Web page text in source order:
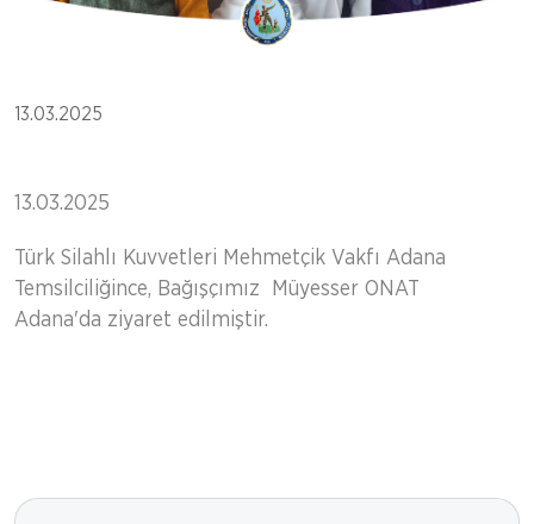
13.03.2025
13.03.2025
Türk Silahlı Kuvvetleri Mehmetçik Vakfı Adana
Temsilciliğince, Bağışçımız Müyesser ONAT
Adana'da ziyaret edilmiştir.